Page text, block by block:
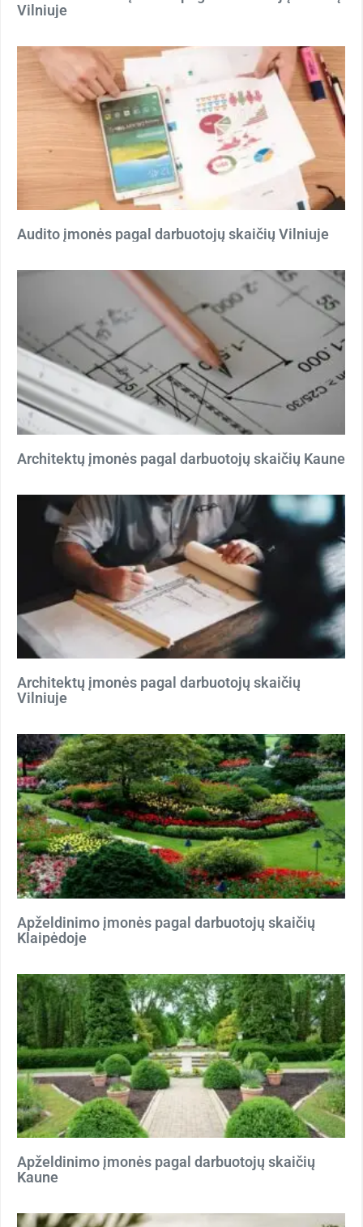
Vilniuje
Audito įmonės pagal darbuotojų skaičių Vilniuje
Architektų įmonės pagal darbuotojų skaičių Kaune
Architektų įmonės pagal darbuotojų skaičių
Vilniuje
Apželdinimo įmonės pagal darbuotojų skaičių
Klaipėdoje
Apželdinimo įmonės pagal darbuotojų skaičių
Kaune